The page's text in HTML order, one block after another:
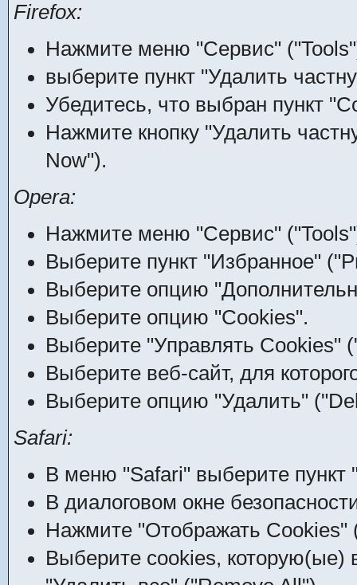
Firefox:
Нажмите меню "Сервис"
выберите пункт "Удалить
Убедитесь, что выбран пункт
Нажмите кнопку "Удалить
Now").
Opera:
Нажмите меню "Сервис"
Выберите пункт "Избранное"
Выберите опцию
Выберите опцию "Cookies".
Выберите "Управлять Cookies"
Выберите веб-сайт, для
Выберите опцию "Удалить"
Safari:
В меню "Safari" выберите пункт
В диалоговом окне
Нажмите "Отображать Cookies"
Выберите cookies, которую(ые)